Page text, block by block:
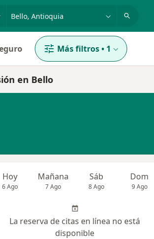
Más filtros• 1
en Bello
Hoy
6 Ago
Mañana
7 Ago
Sáb
8 Ago
Dom
9 Ago
La reserva de citas en línea no está
disponible